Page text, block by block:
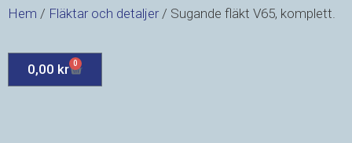
Hem / Fläktar och detaljer/ Sugande fläkt V65, komplett.
0,00 kr 0